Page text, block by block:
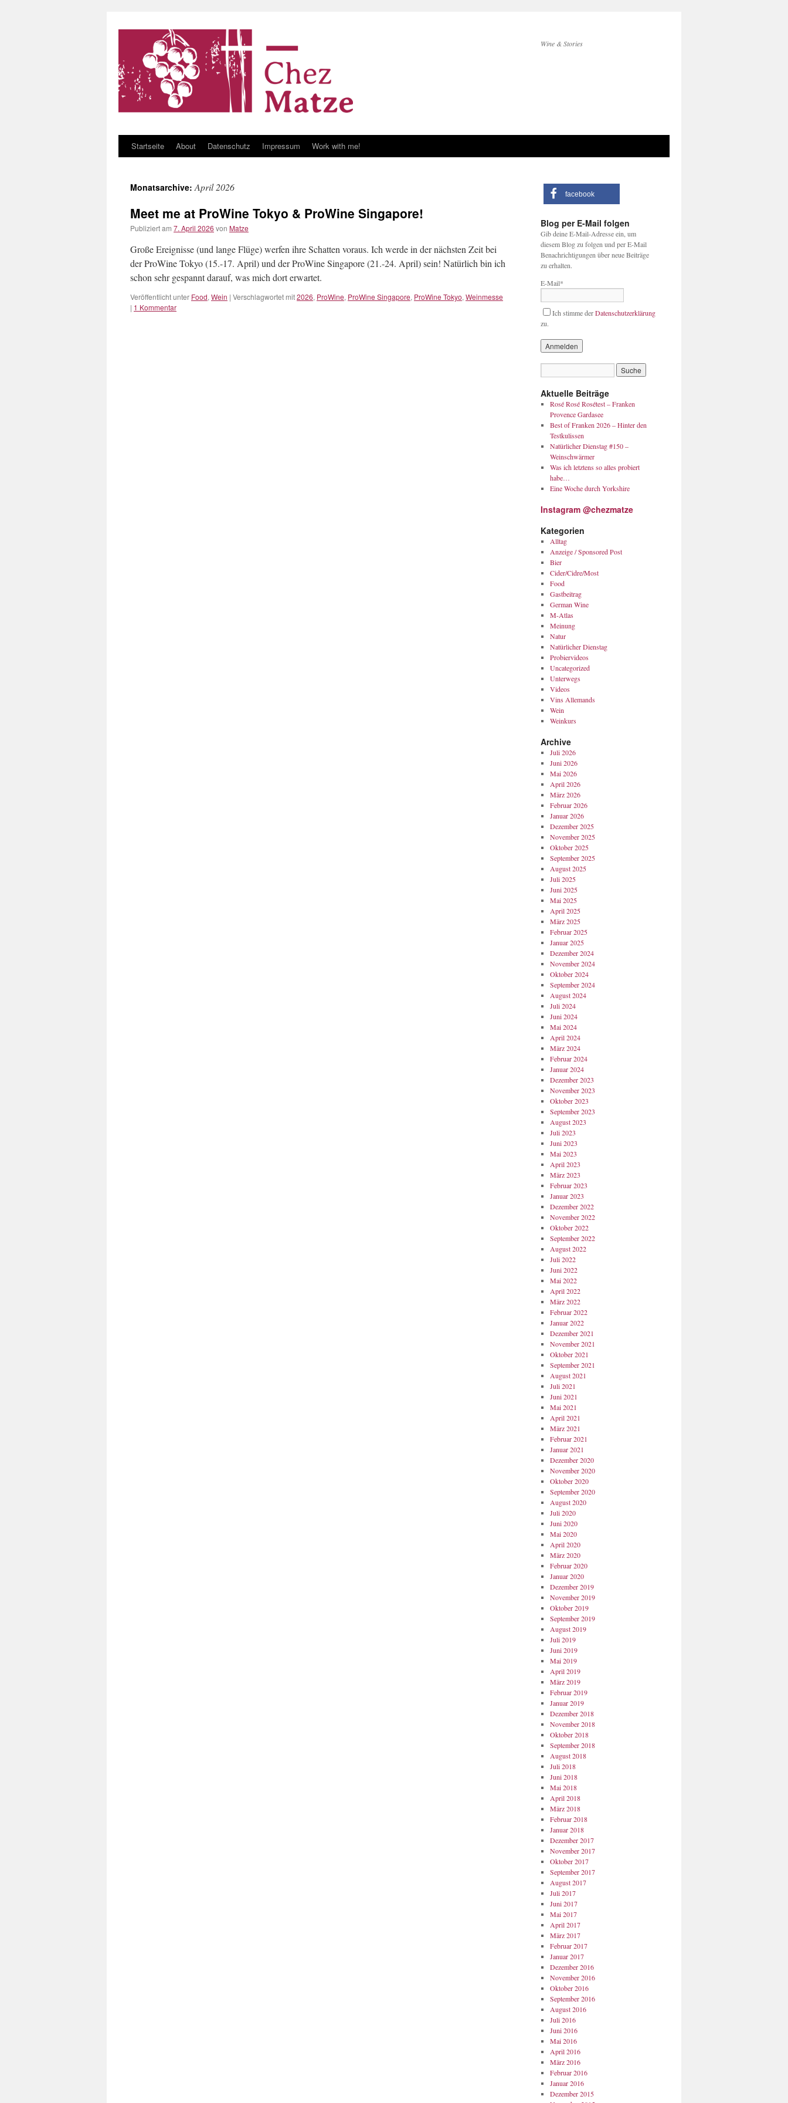
Wine & Stories
Zum Inhalt springen
Startseite About Datenschutz Impressum Work with me!
Monatsarchive:April 2026
Meet me at ProWine Tokyo & ProWine Singapore!
Publiziert am 7. April 2026 von Matze
Große Ereignisse (und lange Flüge) werfen ihre Schatten voraus. Ich werde in der nächsten Zeit bei
der ProWine Tokyo (15.-17. April) und der ProWine Singapore (21.-24. April) sein! Natürlich bin ich
schon sehr gespannt darauf, was mich dort erwartet.
Veröffentlicht unter Food, Wein | Verschlagwortet mit2026, ProWine, ProWine Singapore, ProWine Tokyo, Weinmesse
| 1 Kommentar
facebook
Blog per E-Mail folgen
Gib deine E-Mail-Adresse ein, um
diesem Blog zu folgen und per E-Mail
Benachrichtigungen über neue Beiträge
zu erhalten.
E-Mail*
Ich stimme derDatenschutzerklärung
zu.
Aktuelle Beiträge
Rosé Rosé Rosétest – Franken
Provence Gardasee
Best of Franken 2026 – Hinter den
Testkulissen
Natürlicher Dienstag #150 –
Weinschwärmer
Was ich letztens so alles probiert
habe…
Eine Woche durch Yorkshire
Instagram @chezmatze
Kategorien
Alltag
Anzeige / Sponsored Post
Bier
Cider/Cidre/Most
Food
Gastbeitrag
German Wine
M-Atlas
Meinung
Natur
Natürlicher Dienstag
Probiervideos
Uncategorized
Unterwegs
Videos
Vins Allemands
Wein
Weinkurs
Archive
Juli 2026
Juni 2026
Mai 2026
April 2026
März 2026
Februar 2026
Januar 2026
Dezember 2025
November 2025
Oktober 2025
September 2025
August 2025
Juli 2025
Juni 2025
Mai 2025
April 2025
März 2025
Februar 2025
Januar 2025
Dezember 2024
November 2024
Oktober 2024
September 2024
August 2024
Juli 2024
Juni 2024
Mai 2024
April 2024
März 2024
Februar 2024
Januar 2024
Dezember 2023
November 2023
Oktober 2023
September 2023
August 2023
Juli 2023
Juni 2023
Mai 2023
April 2023
März 2023
Februar 2023
Januar 2023
Dezember 2022
November 2022
Oktober 2022
September 2022
August 2022
Juli 2022
Juni 2022
Mai 2022
April 2022
März 2022
Februar 2022
Januar 2022
Dezember 2021
November 2021
Oktober 2021
September 2021
August 2021
Juli 2021
Juni 2021
Mai 2021
April 2021
März 2021
Februar 2021
Januar 2021
Dezember 2020
November 2020
Oktober 2020
September 2020
August 2020
Juli 2020
Juni 2020
Mai 2020
April 2020
März 2020
Februar 2020
Januar 2020
Dezember 2019
November 2019
Oktober 2019
September 2019
August 2019
Juli 2019
Juni 2019
Mai 2019
April 2019
März 2019
Februar 2019
Januar 2019
Dezember 2018
November 2018
Oktober 2018
September 2018
August 2018
Juli 2018
Juni 2018
Mai 2018
April 2018
März 2018
Februar 2018
Januar 2018
Dezember 2017
November 2017
Oktober 2017
September 2017
August 2017
Juli 2017
Juni 2017
Mai 2017
April 2017
März 2017
Februar 2017
Januar 2017
Dezember 2016
November 2016
Oktober 2016
September 2016
August 2016
Juli 2016
Juni 2016
Mai 2016
April 2016
März 2016
Februar 2016
Januar 2016
Dezember 2015